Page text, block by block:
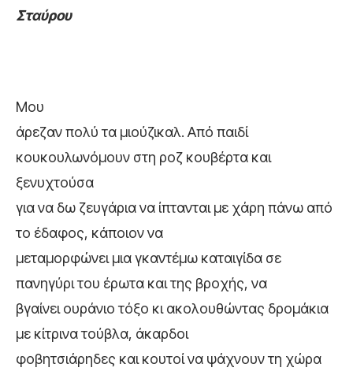
Σταύρου
Μου
άρεζαν πολύ τα μιούζικαλ. Από παιδί
κουκουλωνόμουν στη ροζ κουβέρτα και
ξενυχτούσα
για να δω ζευγάρια να ίπτανται με χάρη πάνω από
το έδαφος, κάποιον να
μεταμορφώνει μια γκαντέμω καταιγίδα σε
πανηγύρι του έρωτα και της βροχής, να
βγαίνει ουράνιο τόξο κι ακολουθώντας δρομάκια
με κίτρινα τούβλα, άκαρδοι
φοβητσιάρηδες και κουτοί να ψάχνουν τη χώρα